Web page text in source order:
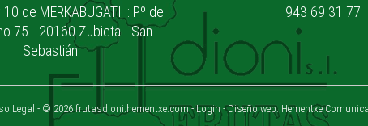
de MERKABUGATI :: Pº del
75 - 20160 Zubieta - San
Sebastián
943 69 31 77
Legal - © 2026 frutasdioni.hementxe.com -Login- Diseño web: Hementxe